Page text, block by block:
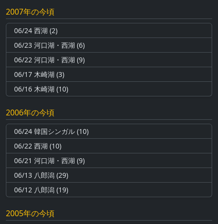
2007年の今頃
06/24 西湖 (2)
06/23 河口湖・西湖 (6)
06/22 河口湖・西湖 (9)
06/17 木崎湖 (3)
06/16 木崎湖 (10)
2006年の今頃
06/24 韓国シンガル (10)
06/22 西湖 (10)
06/21 河口湖・西湖 (9)
06/13 八郎潟 (29)
06/12 八郎潟 (19)
2005年の今頃